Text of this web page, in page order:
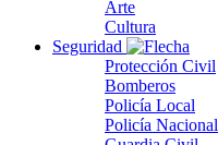
Arte
Cultura
Seguridad
Protección Civil
Bomberos
Policía Local
Policía Nacional